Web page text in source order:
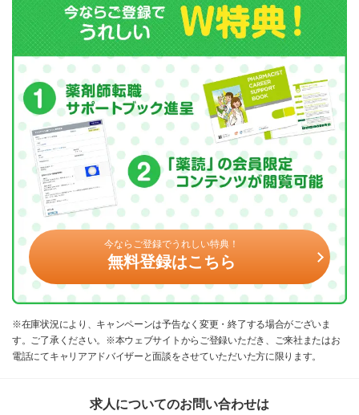
今ならご登録でうれしい特典！
無料登録はこちら
※在庫状況により、キャンペーンは予告なく変更・終了する場合がございま
す。ご了承ください。※本ウェブサイトからご登録いただき、ご来社またはお
電話にてキャリアアドバイザーと面談をさせていただいた方に限ります。
求人についてのお問い合わせは